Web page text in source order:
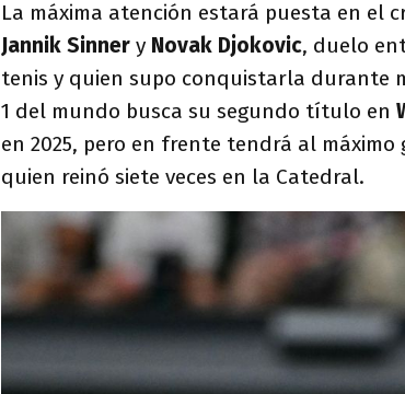
La máxima atención estará puesta en el
Jannik Sinner y Novak Djokovic, duelo
tenis y quien supo conquistarla durante
1 del mundo busca su segundo título en
en 2025, pero en frente tendrá al máximo
quien reinó siete veces en la Catedral.